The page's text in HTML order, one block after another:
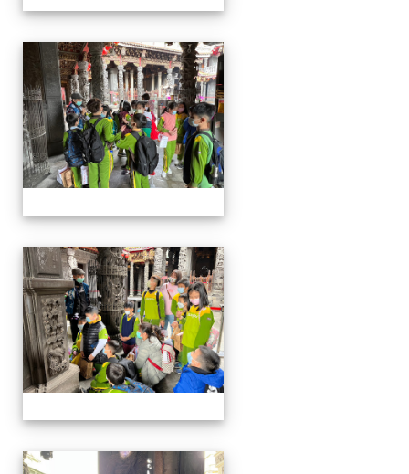
四年級戶外教學~20230117
四年級戶外教學~20230117
四年級戶外教學~20230117